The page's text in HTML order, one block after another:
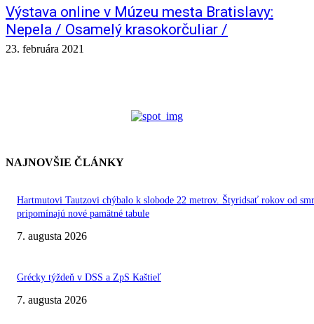
Výstava online v Múzeu mesta Bratislavy:
Nepela / Osamelý krasokorčuliar /
23. februára 2021
NAJNOVŠIE ČLÁNKY
Hartmutovi Tautzovi chýbalo k slobode 22 metrov. Štyridsať rokov od
pripomínajú nové pamätné tabule
7. augusta 2026
Grécky týždeň v DSS a ZpS Kaštieľ
7. augusta 2026